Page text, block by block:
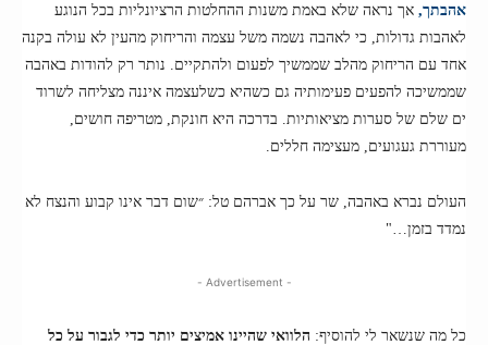
אהבתך, אך נראה שלא באמת משנות ההחלטות הרציונליות בכל הנוגע
לאהבות גדולות, כי לאהבה נשמה משל עצמה והריחוק מהעין לא עולה בקנה
אחד עם הריחוק מהלב שממשיך לפעום ולהתקיים. נותר רק להודות באהבה
שממשיכה להפעים פעימותיה גם כשהיא כשלעצמה איננה מצליחה לשרוד
ים שלם של סערות מציאותיות. בדרכה היא חונקת, מטריפה חושים,
מעוררת געגועים, מעצימה חללים.
העולם נברא באהבה, שר על כך אברהם טל: ״שום דבר אינו קבוע והנצח לא
נמדד בזמן…"
- Advertisement -
כל מה שנשאר לי להוסיף: הלוואי שהיינו אמיצים יותר כדי לגבור על כל